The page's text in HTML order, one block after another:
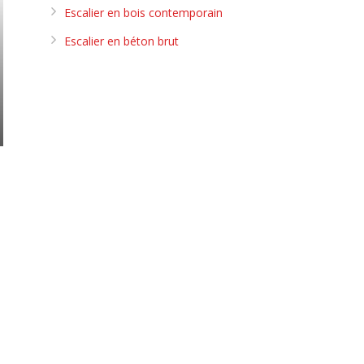
Escalier en bois contemporain
Escalier en béton brut